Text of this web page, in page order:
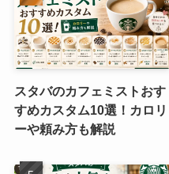
スタバのカフェミストおす
すめカスタム10選！カロリ
ーや頼み方も解説